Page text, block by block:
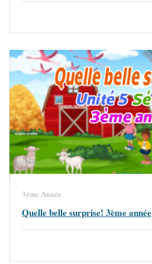
3ème Année
Quelle belle surprise! 3ème année